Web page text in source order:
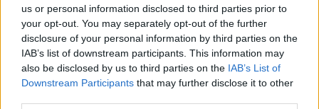
us or personal information disclosed to third parties prior to
your opt-out. You may separately opt-out of the further
disclosure of your personal information by third parties on the
IAB’s list of downstream participants. This information may
also be disclosed by us to third parties on the IAB’s List of
Downstream Participants that may further disclose it to other